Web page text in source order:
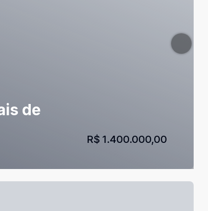
de
R$ 1.400.000,00